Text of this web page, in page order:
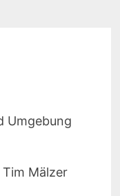
Umgebung
Mälzer